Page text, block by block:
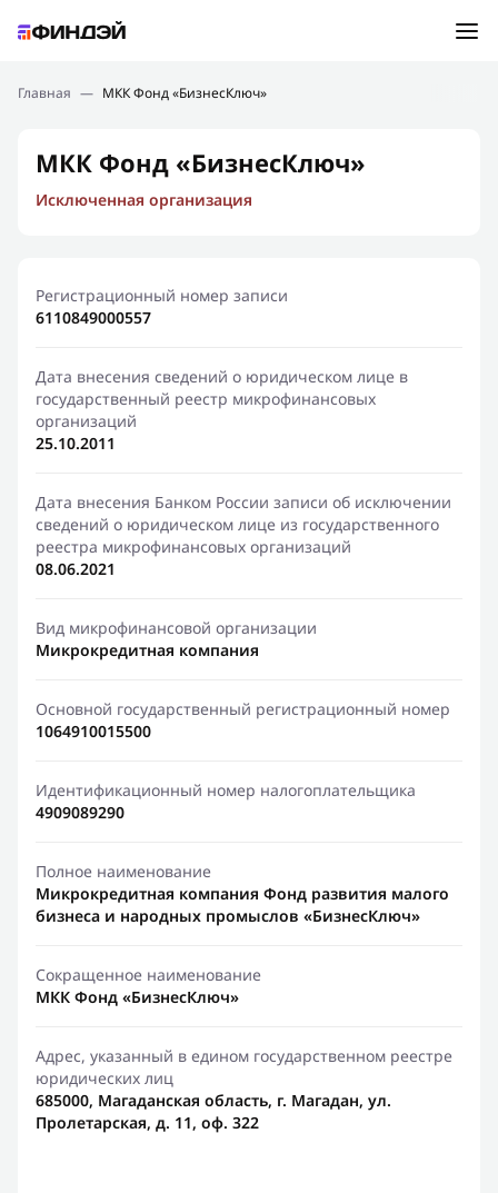
Подбор займа
Новости
Финансовое просвещение
Главная — МКК Фонд «БизнесКлюч»
МКК Фонд «БизнесКлюч»
Исключенная организация
Регистрационный номер записи
6110849000557
Дата внесения сведений о юридическом лице в
государственный реестр микрофинансовых
организаций
25.10.2011
Дата внесения Банком России записи об исключении
сведений о юридическом лице из государственного
реестра микрофинансовых организаций
08.06.2021
Вид микрофинансовой организации
Микрокредитная компания
Основной государственный регистрационный номер
1064910015500
Идентификационный номер налогоплательщика
4909089290
Полное наименование
Микрокредитная компания Фонд развития малого
бизнеса и народных промыслов «БизнесКлюч»
Сокращенное наименование
МКК Фонд «БизнесКлюч»
Адрес, указанный в едином государственном реестре
юридических лиц
685000, Магаданская область, г. Магадан, ул.
Пролетарская, д. 11, оф. 322
Ошибка:Контактная форма не найдена.
Спасибо, что написали нам
Мы свяжемся с Вами в ближайшее время и сообщим
результат
Отправить новый запрос